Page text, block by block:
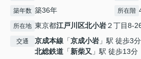
築年数 築36年 所在階
所在地 東京都江戸川区北小岩２丁目8-
交通 京成本線 「京成小岩 」駅 徒歩3分
北総鉄道 「新柴又 」駅 徒歩13分